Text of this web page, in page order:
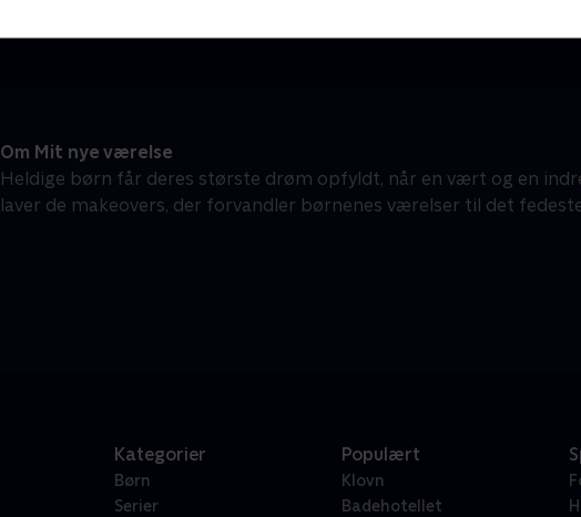
Om Mit nye værelse
Heldige børn får deres største drøm opfyldt, når en vært og en
laver de makeovers, der forvandler børnenes værelser til det
Kategorier
Børn
Serier
Populært
Klovn
Badehotellet